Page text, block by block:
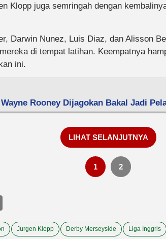
Klopp juga semringah dengan
Darwin Nunez, Luis Diaz, dan Alisson
di tempat latihan. Keempatnya
ini.
Rooney Dijagokan Bakal Jadi
LIHAT SELANJUTNYA
1 2
Jurgen Klopp Derby Merseyside Liga Inggris